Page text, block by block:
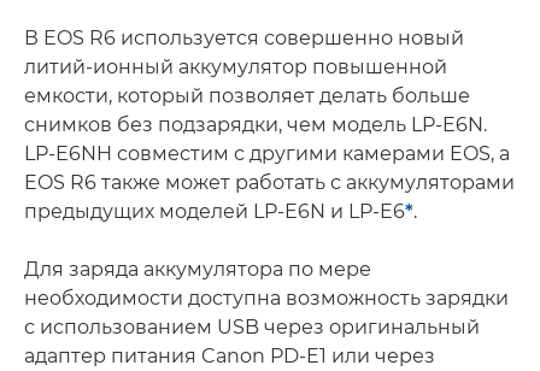
В EOS R6 используется совершенно новый
литий-ионный аккумулятор повышенной
емкости, который позволяет делать больше
снимков без подзарядки, чем модель LP-E6N.
LP-E6NH совместим с другими камерами EOS, а
EOS R6 также может работать с аккумуляторами
предыдущих моделей LP-E6N и LP-E6*.
Для заряда аккумулятора по мере
необходимости доступна возможность зарядки
с использованием USB через оригинальный
адаптер питания Canon PD-E1 или через